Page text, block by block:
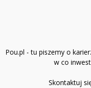
Pou.pl - tu piszemy o
w co
Skontaktuj